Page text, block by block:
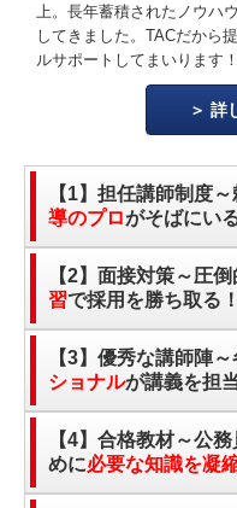
上。長年蓄積されたノウハ
してきました。TACだから
ルサポートしてまいります！
詳
【1】担任講師制度
導のプロがそばにい
【2】面接対策～圧
習で採用を勝ち取る！
【3】優秀な講師陣
ショナルが講義を担
【4】合格教材～公
めに必要な知識を凝